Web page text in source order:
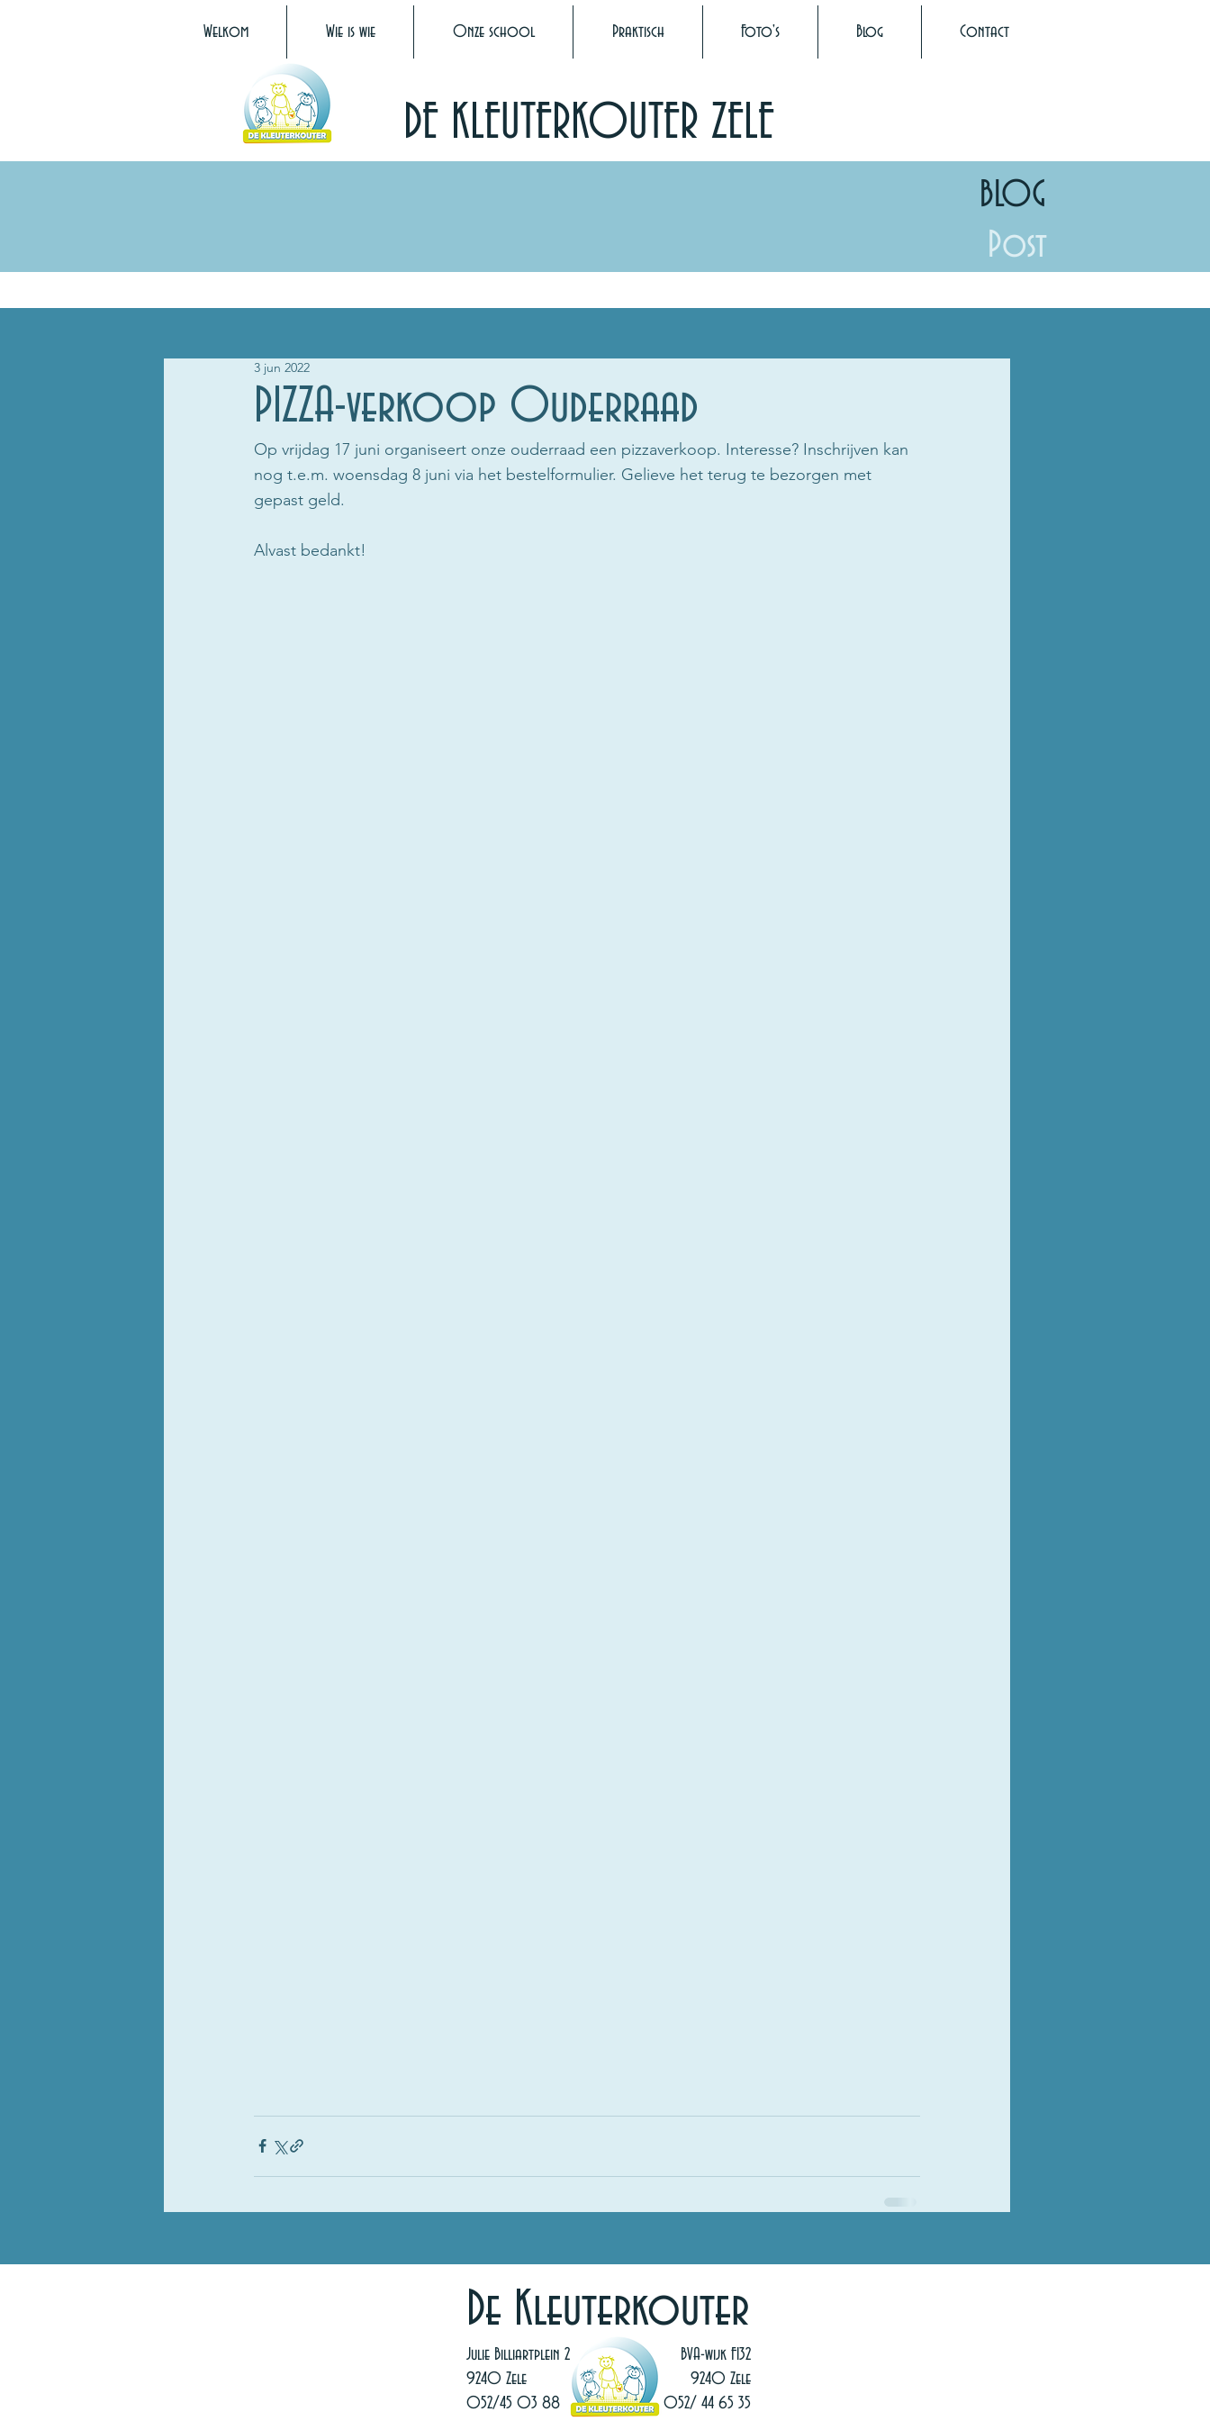
Welkom Wie is wie Onze school Praktisch Foto's Blog Contact
DE KLEUTERKOUTER ZELE
BLOG
Post
PIZZA-verkoop Ouderraad
3 jun 2022
Op vrijdag 17 juni organiseert onze ouderraad een pizzaverkoop. Interesse? Inschrijven kan
nog t.e.m. woensdag 8 juni via het bestelformulier. Gelieve het terug te bezorgen met
gepast geld.
Alvast bedankt!
De Kleuterkouter
Julie Billiartplein 2
9240 Zele
052/45 03 88
BVA-wijk F132
9240 Zele
052/ 44 65 35